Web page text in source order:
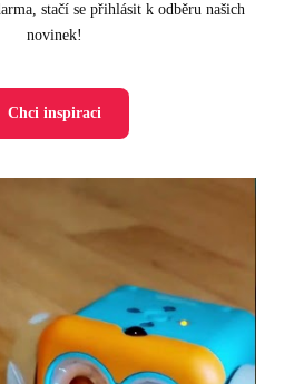
stačí se přihlásit k odběru našich
novinek!
Chci inspiraci